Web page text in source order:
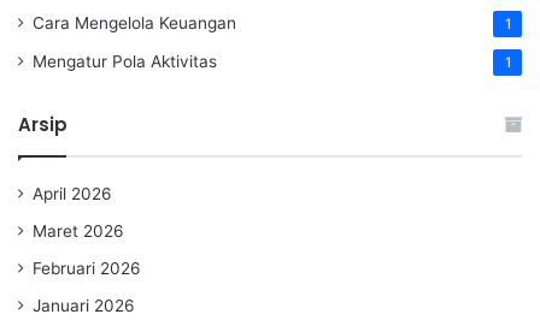
Cara Mengelola Keuangan 1
Mengatur Pola Aktivitas 1
Arsip
April 2026
Maret 2026
Februari 2026
Januari 2026